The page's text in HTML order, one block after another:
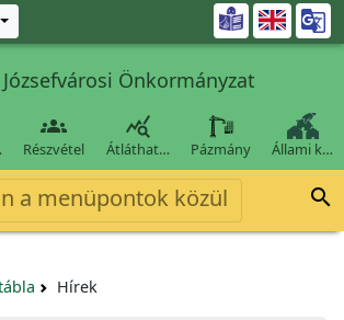

Józsefvárosi Önkormányzat

Részvétel

Átláthat… Pázmány Állami k…
a menüpontok közül 
Hírek